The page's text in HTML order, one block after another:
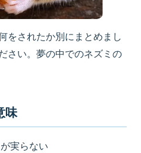
をされたか別にまとめまし
さい。夢の中でのネズミの
味
が実らない